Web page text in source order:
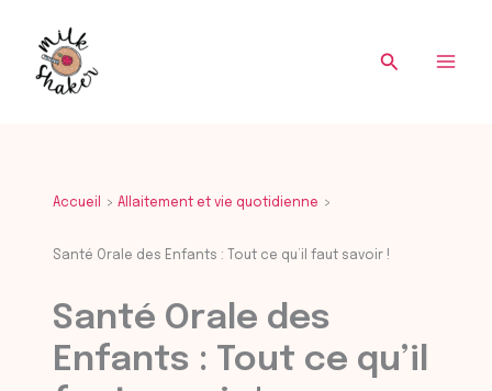
contenu
Accueil Allaitement et vie quotidienne
Santé Orale des Enfants : Tout ce qu’il faut savoir !
Santé Orale des
Enfants : Tout ce qu’il